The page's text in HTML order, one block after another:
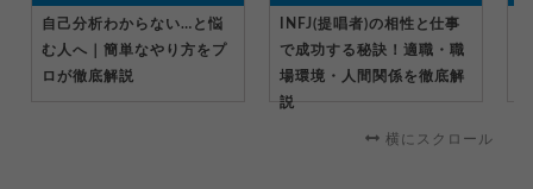
自己分析わからない…と悩
む人へ｜簡単なやり方をプ
ロが徹底解説
INFJ(提唱者)の相性と仕事
で成功する秘訣！適職・職
場環境・人間関係を徹底解
説
横にスクロール